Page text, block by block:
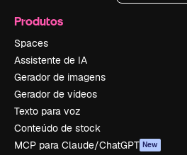
Produtos
Spaces
Assistente de IA
Gerador de imagens
Gerador de vídeos
Texto para voz
Conteúdo de stock
MCP para Claude/ChatGPT New